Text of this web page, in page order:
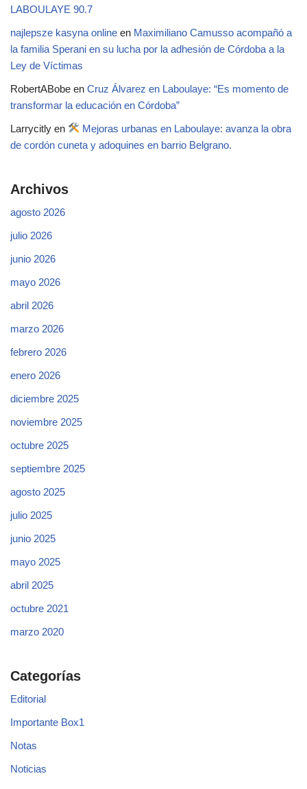
LABOULAYE 90.7
najlepsze kasyna online en Maximiliano Camusso acompañó a
la familia Sperani en su lucha por la adhesión de Córdoba a la
Ley de Víctimas
RobertABobe en Cruz Álvarez en Laboulaye: “Es momento de
transformar la educación en Córdoba”
Larrycitly en
Mejoras urbanas en Laboulaye: avanza la obra
de cordón cuneta y adoquines en barrio Belgrano.
Archivos
agosto 2026
julio 2026
junio 2026
mayo 2026
abril 2026
marzo 2026
febrero 2026
enero 2026
diciembre 2025
noviembre 2025
octubre 2025
septiembre 2025
agosto 2025
julio 2025
junio 2025
mayo 2025
abril 2025
octubre 2021
marzo 2020
Categorías
Editorial
Importante Box1
Notas
Noticias